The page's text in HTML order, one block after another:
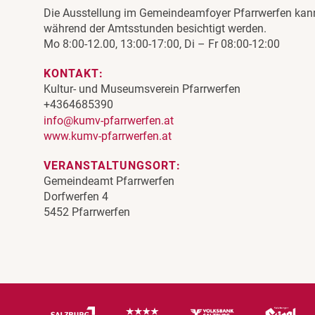
Die Ausstellung im Gemeindeamfoyer Pfarrwerfen
während der Amtsstunden besichtigt werden.
Mo 8:00-12.00, 13:00-17:00, Di – Fr 08:00-12:00
KONTAKT:
Kultur- und Museumsverein Pfarrwerfen
+4364685390
info@kumv-pfarrwerfen.at
www.kumv-pfarrwerfen.at
VERANSTALTUNGSORT:
Gemeindeamt Pfarrwerfen
Dorfwerfen 4
5452 Pfarrwerfen